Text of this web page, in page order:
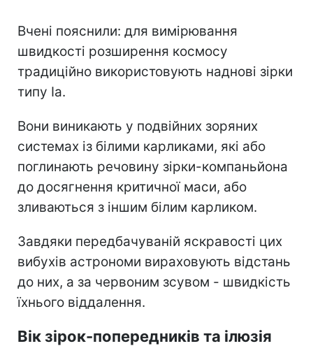
Вчені пояснили: для вимірювання
швидкості розширення космосу
традиційно використовують наднові зірки
типу Ia.
Вони виникають у подвійних зоряних
системах із білими карликами, які або
поглинають речовину зірки-компаньйона
до досягнення критичної маси, або
зливаються з іншим білим карликом.
Завдяки передбачуваній яскравості цих
вибухів астрономи вираховують відстань
до них, а за червоним зсувом - швидкість
їхнього віддалення.
Вік зірок-попередників та ілюзія